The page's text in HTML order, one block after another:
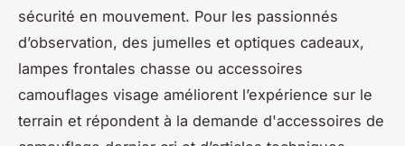
sécurité en mouvement. Pour les passionnés
d’observation, des jumelles et optiques cadeaux,
lampes frontales chasse ou accessoires
camouflages visage améliorent l’expérience sur le
terrain et répondent à la demande d'accessoires de